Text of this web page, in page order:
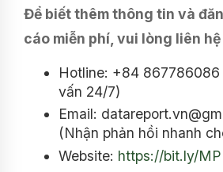
Để biết thêm thông tin và
cáo miễn phí, vui lòng liên hệ
Hotline: +84
vấn 24/7)
Email:
(Nhận phản hồi nhanh
Website: https://bit.ly/